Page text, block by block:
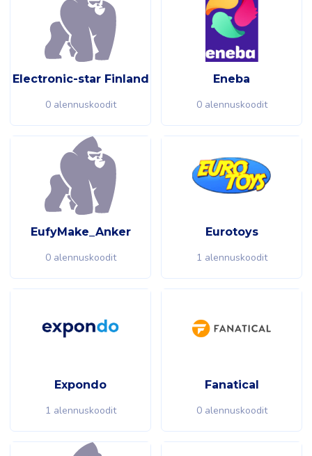
Electronic-star Finland
0 alennuskoodit
Eneba
0 alennuskoodit
EufyMake_Anker
0 alennuskoodit
Eurotoys
1 alennuskoodit
Expondo
1 alennuskoodit
Fanatical
0 alennuskoodit